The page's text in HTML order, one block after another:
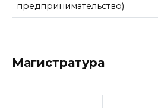
предпринимательство)
Магистратура